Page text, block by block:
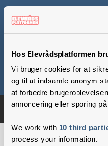
Hos Elevrådsplatformen
Vi bruger cookies for at
og til at indsamle anonym
at forbedre
annoncering eller sporing
We work with 10 third
process your information.
Om Medlemmer